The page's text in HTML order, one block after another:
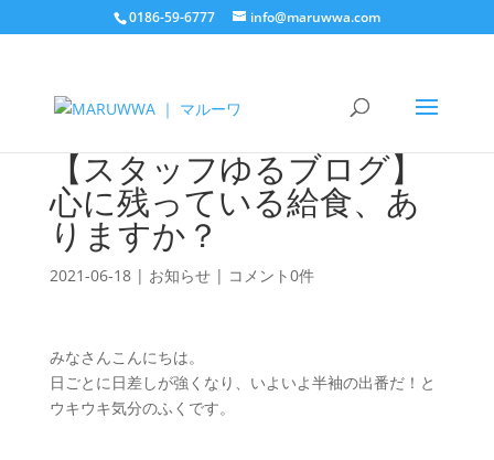
0186-59-6777 info@maruwwa.com
【スタッフゆるブログ】
心に残っている給食、あ
りますか？
2021-06-18| お知らせ| コメント0件
みなさんこんにちは。
日ごとに日差しが強くなり、いよいよ半袖の出番だ！と
ウキウキ気分のふくです。